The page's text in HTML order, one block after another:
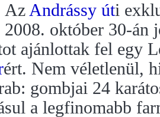
AzAndrássy úti
2008. október 30-án
ajánlottak fel egy
ért. Nem véletlenül,
gombjai 24
a legfinomabb